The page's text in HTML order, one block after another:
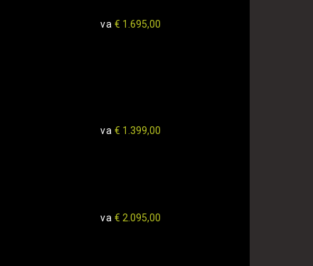
va € 1.695,00
va € 1.399,00
va € 2.095,00